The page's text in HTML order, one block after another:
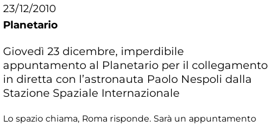
23/12/2010
Planetario
Giovedì 23 dicembre, imperdibile
appuntamento al Planetario per il collegamento
in diretta con l’astronauta Paolo Nespoli dalla
Stazione Spaziale Internazionale
Lo spazio chiama, Roma risponde. Sarà un appuntamento